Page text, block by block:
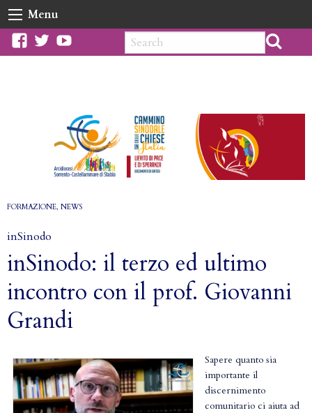
Skip
to
content
Menu
facebook
twitteryoutube
FORMAZIONE, NEWS
inSinodo
inSinodo: il terzo ed ultimo
incontro con il prof. Giovanni
Grandi
Sapere quanto sia
importante il
discernimento
comunitario ci aiuta ad